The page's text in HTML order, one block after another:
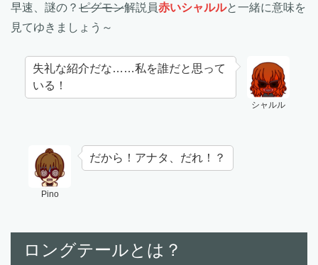
早速、謎の？ ピグモン解説員赤いシャルルと一緒に意味を
見てゆきましょう～
シャルル
失礼な紹介だな……私を誰だと思って
いる！
Pino
だから！アナタ、だれ！？
ロングテールとは？